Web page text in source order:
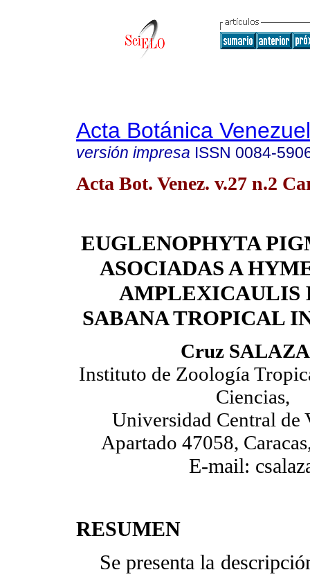
Acta Botánica
versión impresa ISSN 0084-
Acta Bot. Venez. v.27 n.2
EUGLENOPHYTA
ASOCIADAS A
AMPLEXICAULIS
SABANA TROPICAL
Cruz
Instituto de Zoología
Ciencias,
Universidad Central de
Apartado 47058,
E-mail:
RESUMEN
Se presenta la